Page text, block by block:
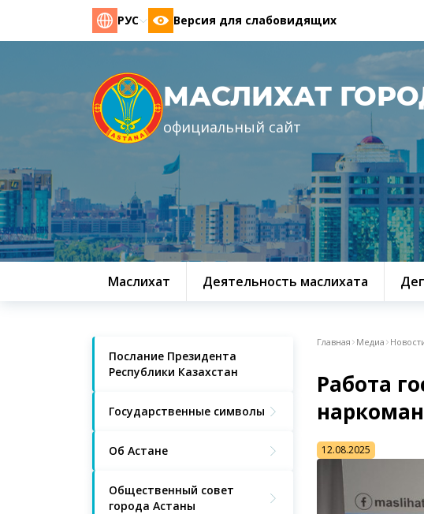
РУС Версия для слабовидящих
МАСЛИХАТ
официальный сайт
Маслихат Деятельность маслихата
Послание Президента
Республики Казахстан
Государственные символы
Об Астане
Общественный совет
города Астаны
Главная Медиа
Работа
12.08.2025